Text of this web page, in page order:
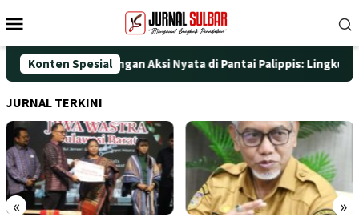
ke
Mobile
Konten Spesial
HUT ke-25 dengan Aksi Nyata di Pantai Palippis: Lingkungan
JURNAL TERKINI
« »